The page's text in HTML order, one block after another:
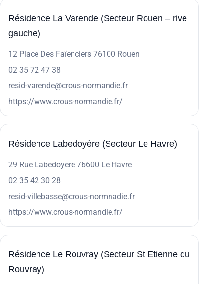
Résidence La Varende (Secteur Rouen – rive
gauche)
12 Place Des Faïenciers 76100 Rouen
02 35 72 47 38
resid-varende@crous-normandie.fr
https://www.crous-normandie.fr/
Résidence Labedoyère (Secteur Le Havre)
29 Rue Labédoyère 76600 Le Havre
02 35 42 30 28
resid-villebasse@crous-normnadie.fr
https://www.crous-normandie.fr/
Résidence Le Rouvray (Secteur St Etienne du
Rouvray)